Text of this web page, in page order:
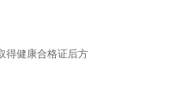
得健康合格证后方